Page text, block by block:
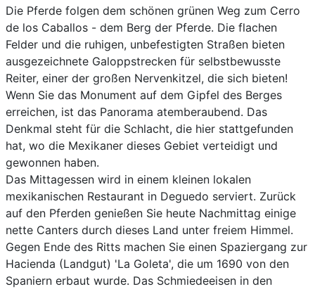
Die Pferde folgen dem schönen grünen Weg zum Cerro
de los Caballos - dem Berg der Pferde. Die flachen
Felder und die ruhigen, unbefestigten Straßen bieten
ausgezeichnete Galoppstrecken für selbstbewusste
Reiter, einer der großen Nervenkitzel, die sich bieten!
Wenn Sie das Monument auf dem Gipfel des Berges
erreichen, ist das Panorama atemberaubend. Das
Denkmal steht für die Schlacht, die hier stattgefunden
hat, wo die Mexikaner dieses Gebiet verteidigt und
gewonnen haben.
Das Mittagessen wird in einem kleinen lokalen
mexikanischen Restaurant in Deguedo serviert. Zurück
auf den Pferden genießen Sie heute Nachmittag einige
nette Canters durch dieses Land unter freiem Himmel.
Gegen Ende des Ritts machen Sie einen Spaziergang zur
Hacienda (Landgut) 'La Goleta', die um 1690 von den
Spaniern erbaut wurde. Das Schmiedeeisen in den